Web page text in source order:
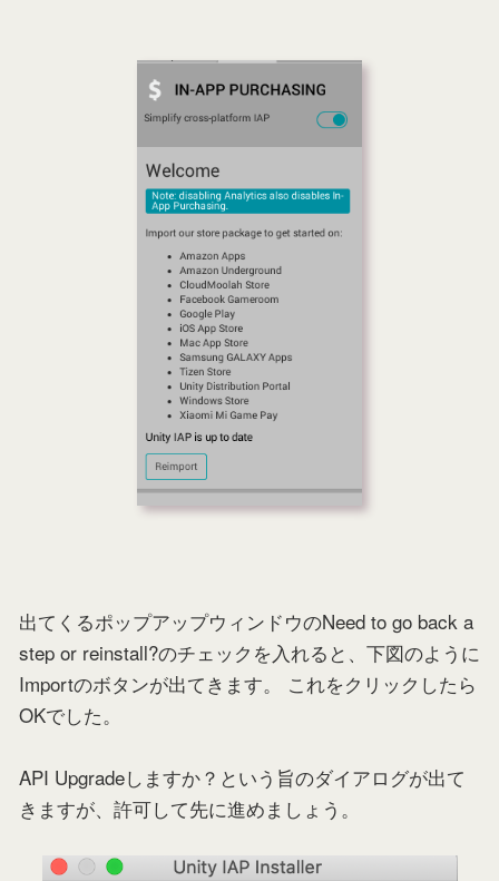
出てくるポップアップウィンドウのNeed to go back a
step or reinstall?のチェックを入れると、下図のように
Importのボタンが出てきます。 これをクリックしたら
OKでした。
API Upgradeしますか？という旨のダイアログが出て
きますが、許可して先に進めましょう。